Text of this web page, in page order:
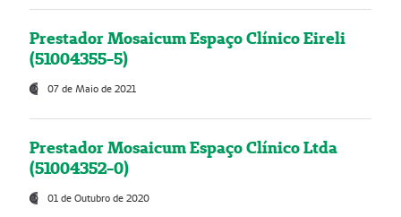
Prestador Mosaicum Espaço Clínico Eireli
(51004355-5)
07 de Maio de 2021
Prestador Mosaicum Espaço Clínico Ltda
(51004352-0)
01 de Outubro de 2020